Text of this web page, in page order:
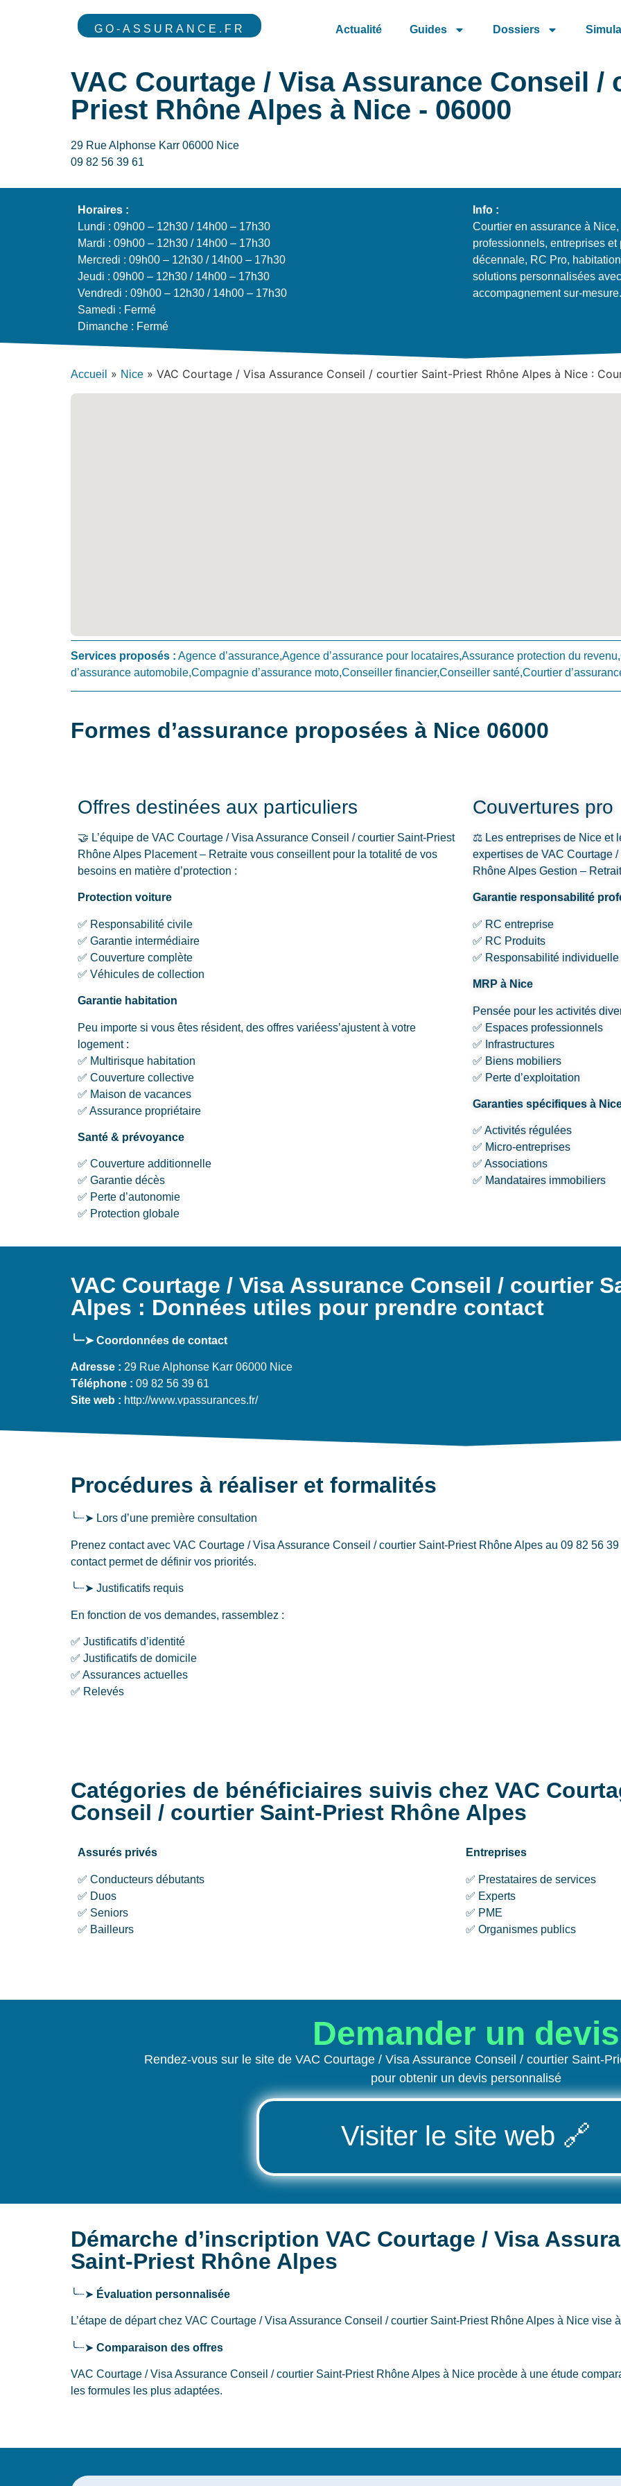
GO-ASSURANCE.FR Actualité Guides Dossiers
VAC Courtage / Visa Assurance Conseil /
Priest Rhône Alpes à Nice - 06000
29 Rue Alphonse Karr 06000 Nice
09 82 56 39 61
Horaires :
Lundi : 09h00 – 12h30 / 14h00 – 17h30
Mardi : 09h00 – 12h30 / 14h00 – 17h30
Mercredi : 09h00 – 12h30 / 14h00 – 17h30
Jeudi : 09h00 – 12h30 / 14h00 – 17h30
Vendredi : 09h00 – 12h30 / 14h00 – 17h30
Samedi : Fermé
Dimanche : Fermé
Info :
Courtier en assurance à
professionnels, entreprises
décennale, RC Pro,
solutions personnalisées
accompagnement sur-mesure.
Accueil » Nice » VAC Courtage / Visa Assurance Conseil / courtier Saint-Priest Rhône Alpes à Nice :
Services proposés : Agence d’assurance,Agence d’assurance pour locataires,Assurance protection du
d’assurance automobile,Compagnie d’assurance moto,Conseiller financier,Conseiller santé,Courtier
Formes d’assurance proposées à Nice 06000
Offres destinées aux particuliers
🤝 L’équipe de VAC Courtage / Visa Assurance Conseil / courtier Saint-Priest
Rhône Alpes Placement – Retraite vous conseillent pour la totalité de vos
besoins en matière d’protection :
Protection voiture
✅ Responsabilité civile
✅ Garantie intermédiaire
✅ Couverture complète
✅ Véhicules de collection
Garantie habitation
Peu importe si vous êtes résident, des offres variéess’ajustent à votre
logement :
✅ Multirisque habitation
✅ Couverture collective
✅ Maison de vacances
✅ Assurance propriétaire
Santé & prévoyance
✅ Couverture additionnelle
✅ Garantie décès
✅ Perte d’autonomie
✅ Protection globale
Couvertures pro
⚖️ Les entreprises de Nice et
expertises de VAC Courtage
Rhône Alpes Gestion –
Garantie responsabilité
✅ RC entreprise
✅ RC Produits
✅ Responsabilité individuelle
MRP à Nice
Pensée pour les activités
✅ Espaces professionnels
✅ Infrastructures
✅ Biens mobiliers
✅ Perte d’exploitation
Garanties spécifiques à
✅ Activités régulées
✅ Micro-entreprises
✅ Associations
✅ Mandataires immobiliers
VAC Courtage / Visa Assurance Conseil / courtier
Alpes : Données utiles pour prendre contact
╰┈➤ Coordonnées de contact
Adresse : 29 Rue Alphonse Karr 06000 Nice
Téléphone : 09 82 56 39 61
Site web : http://www.vpassurances.fr/
Procédures à réaliser et formalités
╰┈➤ Lors d’une première consultation
Prenez contact avec VAC Courtage / Visa Assurance Conseil / courtier Saint-Priest Rhône Alpes au 09 82 56
contact permet de définir vos priorités.
╰┈➤ Justificatifs requis
En fonction de vos demandes, rassemblez :
✅ Justificatifs d’identité
✅ Justificatifs de domicile
✅ Assurances actuelles
✅ Relevés
Catégories de bénéficiaires suivis chez VAC
Conseil / courtier Saint-Priest Rhône Alpes
Assurés privés
✅ Conducteurs débutants
✅ Duos
✅ Seniors
✅ Bailleurs
Entreprises
✅ Prestataires de services
✅ Experts
✅ PME
✅ Organismes publics
Demander un devis
Rendez-vous sur le site de VAC Courtage / Visa Assurance Conseil / courtier Saint-
pour obtenir un devis personnalisé
Visiter le site web 🔗
Démarche d’inscription VAC Courtage / Visa
Saint-Priest Rhône Alpes
╰┈➤ Évaluation personnalisée
L’étape de départ chez VAC Courtage / Visa Assurance Conseil / courtier Saint-Priest Rhône Alpes à Nice vise
╰┈➤ Comparaison des offres
VAC Courtage / Visa Assurance Conseil / courtier Saint-Priest Rhône Alpes à Nice procède à une étude
les formules les plus adaptées.